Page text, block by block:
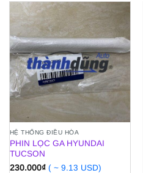
HỆ THỐNG ĐIỀU HÒA
PHIN LỌC GA HYUNDAI
TUCSON
230.000₫ ( ~ 9.13 USD)